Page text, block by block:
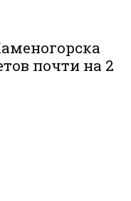
почти на 2